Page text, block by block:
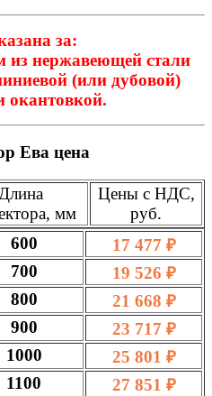
за:
из нержавеющей стали
(или дубовой)
окантовкой.
Ева цена
Длина
мм
Цены с НДС,
руб.
600
17 477 ₽
700
19 526 ₽
800
21 668 ₽
900
23 717 ₽
1000
25 801 ₽
1100
27 851 ₽